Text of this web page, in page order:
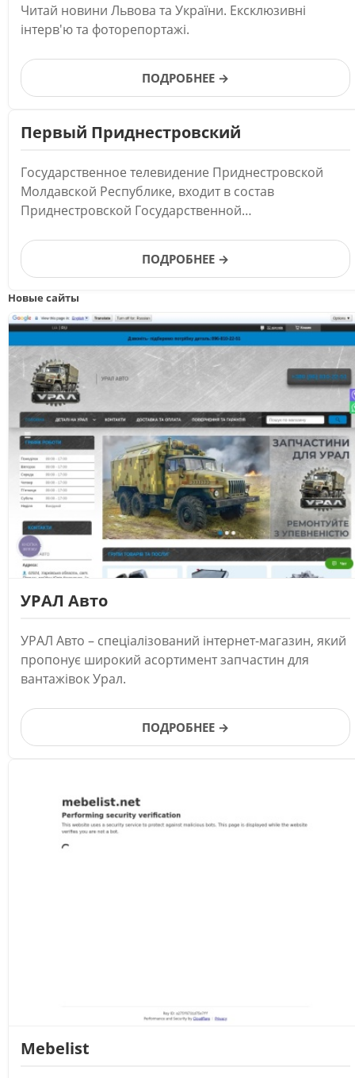
Читай новини Львова та України. Ексклюзивні
інтерв'ю та фоторепортажі.
ПОДРОБНЕЕ →
Первый Приднестровский
Государственное телевидение Приднестровской
Молдавской Республике, входит в состав
Приднестровской Государственной
ПОДРОБНЕЕ →
Новые сайты
УРАЛ Авто
УРАЛ Авто – спеціалізований інтернет-магазин, який
пропонує широкий асортимент запчастин для
вантажівок Урал.
ПОДРОБНЕЕ →
Mebelist